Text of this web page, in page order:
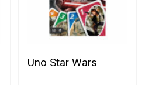
Uno Star Wars